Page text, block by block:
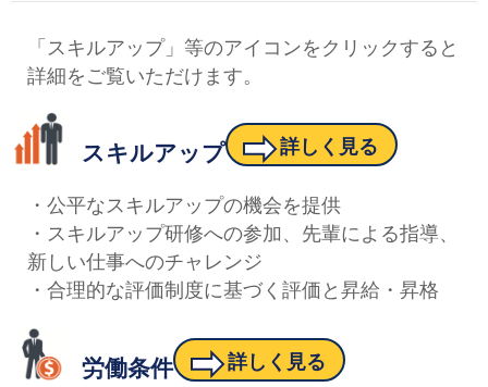
「スキルアップ」等のアイコンをクリックすると
詳細をご覧いただけます。
スキルアップ ➡ 詳しく見る
・公平なスキルアップの機会を提供
・スキルアップ研修への参加、先輩による指導、
新しい仕事へのチャレンジ
・合理的な評価制度に基づく評価と昇給・昇格
労働条件 ➡ 詳しく見る